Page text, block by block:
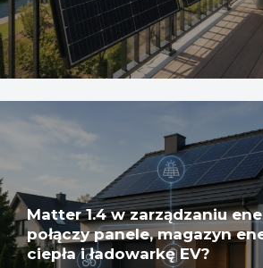
Matter 1.4 w zarządzaniu
połączy panele, magazyn
ciepła i ładowarkę EV?